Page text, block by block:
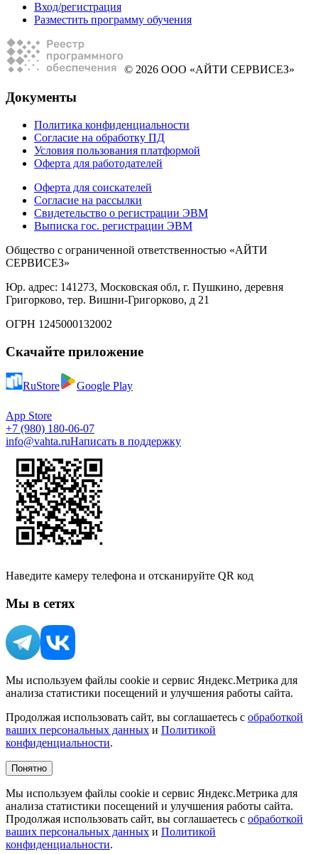
Вход/регистрация
Разместить программу обучения
© 2026 ООО «АЙТИ СЕРВИСЕЗ»
Документы
Политика конфиденциальности
Согласие на обработку ПД
Условия пользования платформой
Оферта для работодателей
Оферта для соискателей
Согласие на рассылки
Свидетельство о регистрации ЭВМ
Выписка гос. регистрации ЭВМ
Общество с ограниченной ответственностью «АЙТИ
СЕРВИСЕЗ»
Юр. адрес: 141273, Московская обл, г. Пушкино, деревня
Григорково, тер. Вишни-Григорково, д 21
ОГРН 1245000132002
Скачайте приложение
RuStore Google Play
App Store
+7 (980) 180-06-07
info@vahta.ruНаписать в поддержку
Наведите камеру телефона и отсканируйте QR код
Мы в сетях
Мы используем файлы cookie и сервис Яндекс.Метрика для
анализа статистики посещений и улучшения работы сайта.
Продолжая использовать сайт, вы соглашаетесь с обработкой
ваших персональных данных и Политикой
конфиденциальности.
Понятно
Мы используем файлы cookie и сервис Яндекс.Метрика для
анализа статистики посещений и улучшения работы сайта.
Продолжая использовать сайт, вы соглашаетесь с обработкой
ваших персональных данных и Политикой
конфиденциальности.